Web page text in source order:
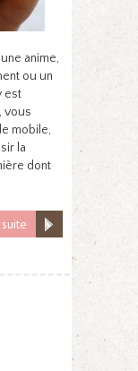
anime,
ou un
est
vous
mobile,
la
dont